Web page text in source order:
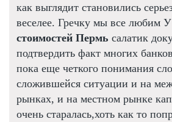
как выглядит становились
веселее. Гречку мы все любим У
стоимостей Пермь салатик
подтвердить факт многих
пока еще четкого понимания
сложившейся ситуации и на
рынках, и на местном рынке
очень старалась,хоть как то